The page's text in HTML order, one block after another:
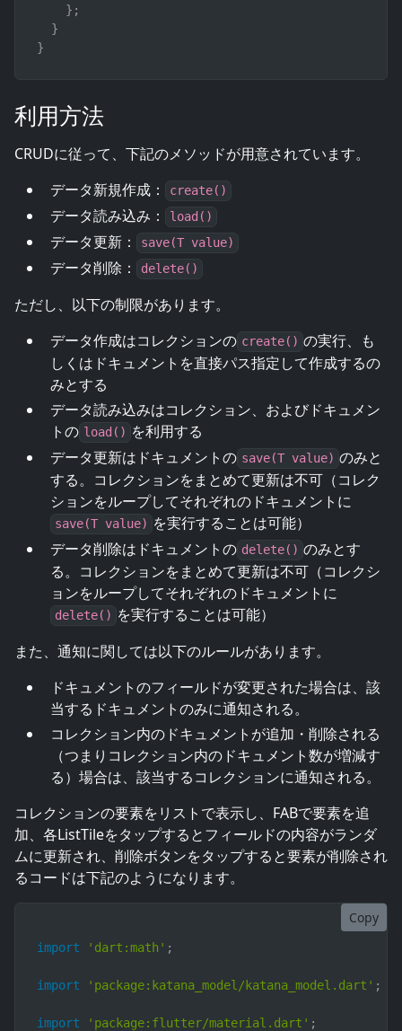
} ;
}
}
利用方法
CRUDに従って、下記のメソッドが用意されています。
データ新規作成：
create()
データ読み込み： load()
データ更新： save(T value)
データ削除： delete()
ただし、以下の制限があります。
データ作成はコレクションの create() の実行、も
しくはドキュメントを直接パス指定して作成するの
みとする
データ読み込みはコレクション、およびドキュメン
トの load() を利用する
データ更新はドキュメントの save(T value) のみと
する。コレクションをまとめて更新は不可（コレク
ションをループしてそれぞれのドキュメントに
save(T value) を実行することは可能）
データ削除はドキュメントの delete() のみとす
る。コレクションをまとめて更新は不可（コレクシ
ョンをループしてそれぞれのドキュメントに
delete() を実行することは可能）
また、通知に関しては以下のルールがあります。
ドキュメントのフィールドが変更された場合は、該
当するドキュメントのみに通知される。
コレクション内のドキュメントが追加・削除される
（つまりコレクション内のドキュメント数が増減す
る）場合は、該当するコレクションに通知される。
コレクションの要素をリストで表示し、FABで要素を追
加、各ListTileをタップするとフィールドの内容がランダ
ムに更新され、削除ボタンをタップすると要素が削除され
るコードは下記のようになります。
Copy
import 'dart:math' ;
import 'package:katana_model/katana_model.dart' ;
import 'package:flutter/material.dart' ;